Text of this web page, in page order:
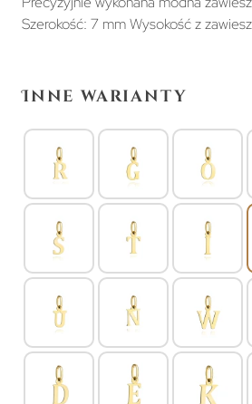
Szerokość: 7 mm Wysokość z
Inne warianty